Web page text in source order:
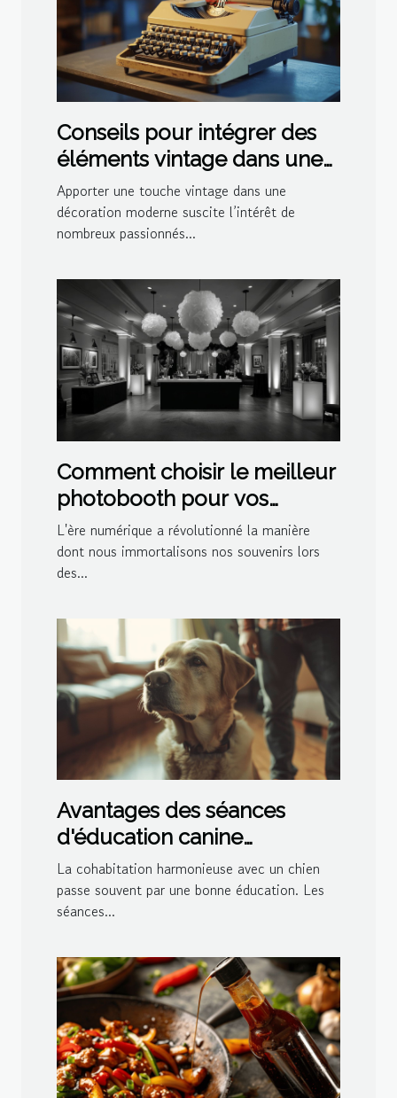
Conseils pour intégrer des
éléments vintage dans une
décoration moderne
Apporter une touche vintage dans une
décoration moderne suscite l’intérêt de
nombreux passionnés...
Comment choisir le meilleur
photobooth pour vos
événements spéciaux
L'ère numérique a révolutionné la manière
dont nous immortalisons nos souvenirs lors
des...
Avantages des séances
d'éducation canine
personnalisées à domicile
La cohabitation harmonieuse avec un chien
passe souvent par une bonne éducation. Les
séances...